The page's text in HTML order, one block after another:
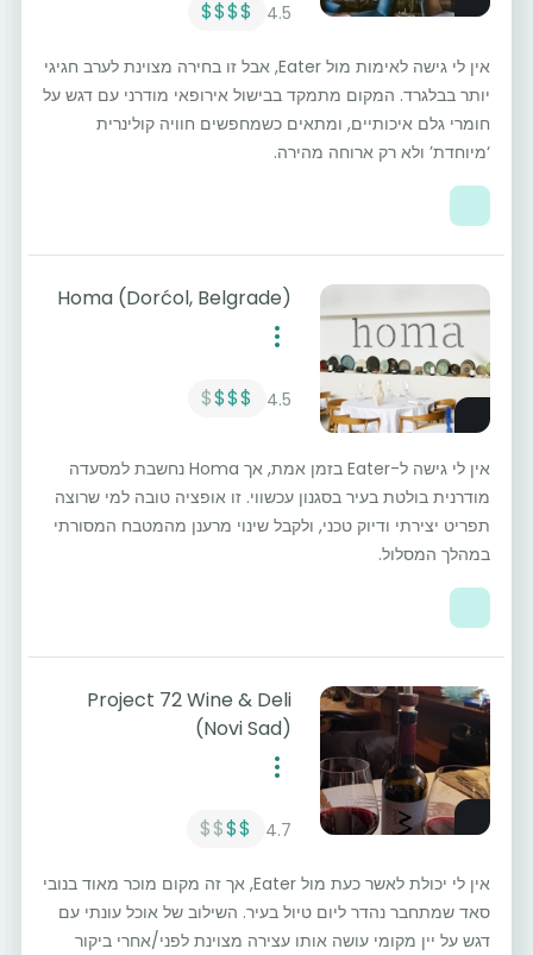
4.5
$$$$
אין לי גישה לאימות מול Eater, אבל זו בחירה מצוינת לערב חגיגי
יותר בבלגרד. המקום מתמקד בבישול אירופאי מודרני עם דגש על
חומרי גלם איכותיים, ומתאים כשמחפשים חוויה קולינרית
‘מיוחדת’ ולא רק ארוחה מהירה.
Homa (Dorćol, Belgrade)
4.5
$$$
$
אין לי גישה ל-Eater בזמן אמת, אך Homa נחשבת למסעדה
מודרנית בולטת בעיר בסגנון עכשווי. זו אופציה טובה למי שרוצה
תפריט יצירתי ודיוק טכני, ולקבל שינוי מרענן מהמטבח המסורתי
במהלך המסלול.
Project 72 Wine & Deli
(Novi Sad)
4.7
$$
$$
אין לי יכולת לאשר כעת מול Eater, אך זה מקום מוכר מאוד בנובי
סאד שמתחבר נהדר ליום טיול בעיר. השילוב של אוכל עונתי עם
דגש על יין מקומי עושה אותו עצירה מצוינת לפני/אחרי ביקור